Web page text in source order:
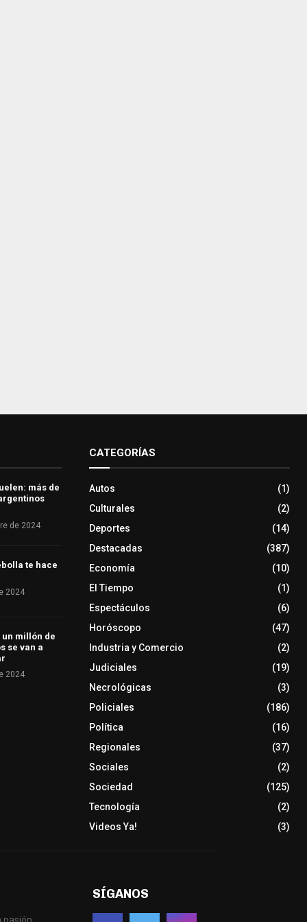
más de
de 2024
te hace
2024
un millón de
se van a
2024
CATEGORÍAS
Autos
(1)
Culturales
(2)
Deportes
(14)
Destacadas
(387)
Economía
(10)
El Tiempo
(1)
Espectáculos
(6)
Horóscopo
(47)
Industria y Comercio
(2)
Judiciales
(19)
Necrológicas
(3)
Policiales
(186)
Política
(16)
Regionales
(37)
Sociales
(2)
Sociedad
(125)
Tecnología
(2)
Videos Ya!
(3)
SÍGANOS